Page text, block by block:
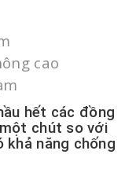
cao
hết các đồng
chút so với
khả năng chống